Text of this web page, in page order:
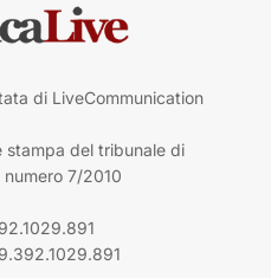
di LiveCommunication
stampa del tribunale di
7/2010